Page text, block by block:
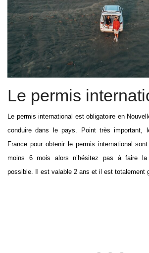
Le permis
Le permis international est obligatoire en
conduire dans le pays. Point très important,
France pour obtenir le permis international
moins 6 mois alors n’hésitez pas à faire
possible. Il est valable 2 ans et il est totalement